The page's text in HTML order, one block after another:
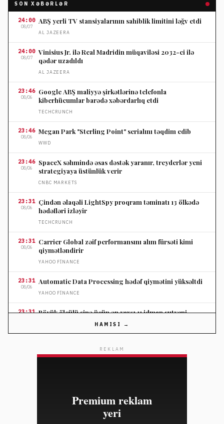
SON XƏBƏRLƏR
24:00
08/07
ABŞ yerli TV stansiyalarının sahiblik limitini ləğv etdi
AL JAZEERA
24:00
08/07
Vinisius Jr. ilə Real Madridin müqaviləsi 2032-ci ilə
qədər uzadıldı
AL JAZEERA
23:46
08/06
Google ABŞ maliyyə şirkətlərinə telefonla
kiberhücumlar barədə xəbərdarlıq etdi
TECHCRUNCH
23:46
08/06
Megan Park "Sterling Point" serialını təqdim edib
WWD
23:46
08/06
SpaceX səhmində əsas dəstək yaranır, treyderlər yeni
strategiyaya üstünlük verir
CNBC MARKETS
23:31
08/06
Çindən əlaqəli LightSpy proqram təminatı 13 ölkədə
hədəfləri izləyir
TECHCRUNCH
23:31
08/06
Carrier Global zəif performansını alım fürsəti kimi
qiymətləndirir
YAHOO FINANCE
23:31
08/06
Automatic Data Processing hədəf qiymətini yüksəltdi
YAHOO FINANCE
23:31 Böyük ölçülü sinə üçün ən yaxşı 11 idman sutyeni
HÜRRIYET DAILY NEWS
HAMISI →
REKLAM